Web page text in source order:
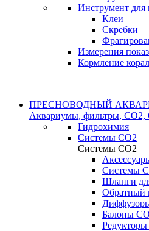
Инструмент для
Клеи
Скребки
Измерения
Кормление
ПРЕСНОВОДНЫЙ
Аквариумы, фильтры, СО2,
Гидрохимия
Системы СО2
Системы СО2
Системы
Шланги
Обратный
Балоны
Редукторы